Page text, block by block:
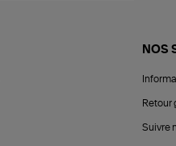
NOS
Retour
Suivre